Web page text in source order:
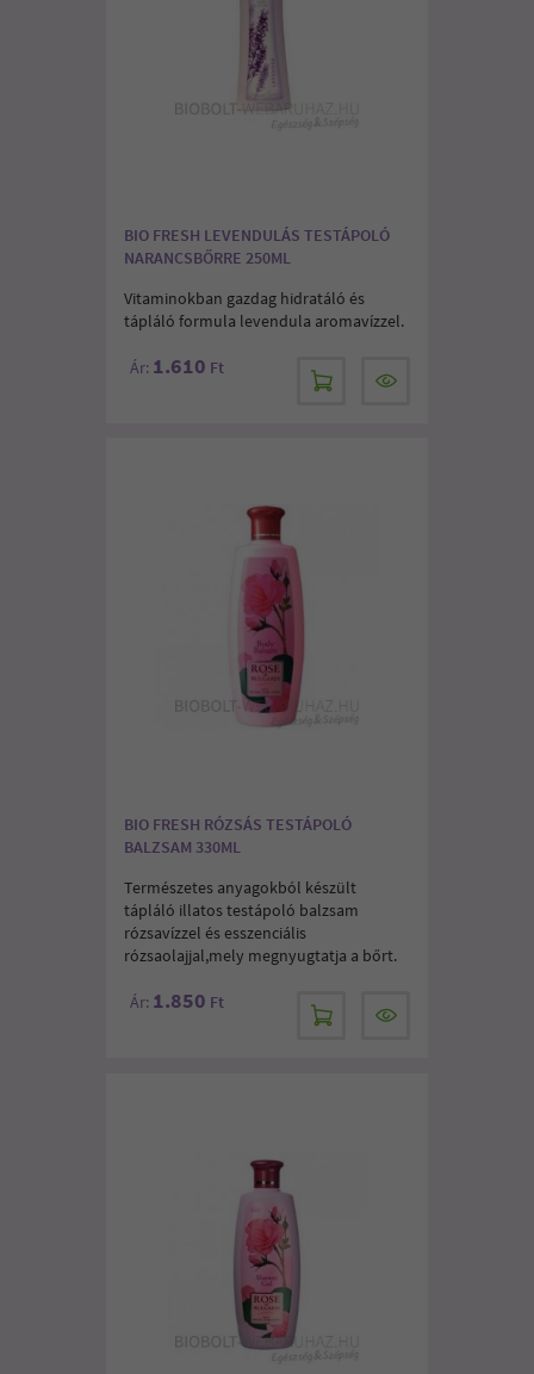
BIO FRESH LEVENDULÁS TESTÁPOLÓ
NARANCSBŐRRE 250ML
Vitaminokban gazdag hidratáló és
tápláló formula levendula aromavízzel.
Ár: 1.610 Ft
BIO FRESH RÓZSÁS TESTÁPOLÓ
BALZSAM 330ML
Természetes anyagokból készült
tápláló illatos testápoló balzsam
rózsavízzel és esszenciális
rózsaolajjal,mely megnyugtatja a bőrt.
Ár: 1.850 Ft